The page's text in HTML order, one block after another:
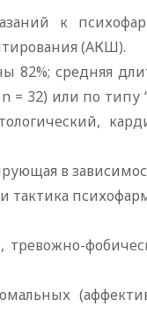
к
(АКШ).
средняя
= 32) или по
в
тактика